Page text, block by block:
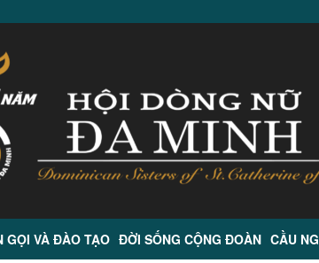
GỌI VÀ ĐÀO TẠO ĐỜI SỐNG CỘNG ĐOÀN CẦU